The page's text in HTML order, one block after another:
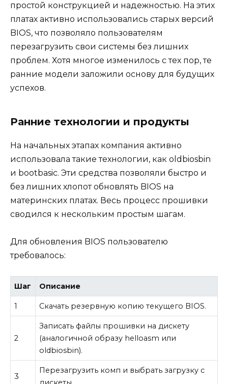
простой конструкцией и надежностью. На этих
платах активно использовались старых версий
BIOS, что позволяло пользователям
перезагрузить свои системы без лишних
проблем. Хотя многое изменилось с тех пор, те
ранние модели заложили основу для будущих
успехов.
Ранние технологии и продукты
На начальных этапах компания активно
использовала такие технологии, как oldbiosbin
и bootbasic. Эти средства позволяли быстро и
без лишних хлопот обновлять BIOS на
материнских платах. Весь процесс прошивки
сводился к нескольким простым шагам.
Для обновления BIOS пользователю
требовалось:
Шаг Описание
1 Скачать резервную копию текущего BIOS.
2
Записать файлы прошивки на дискету
(аналогичной образу helloasm или
oldbiosbin).
3
Перезагрузить комп и выбрать загрузку с